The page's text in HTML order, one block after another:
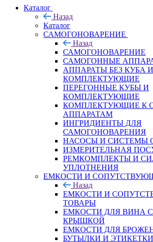
Каталог
Назад
Каталог
САМОГОНОВАРЕНИЕ
Назад
САМОГОНОВАРЕНИЕ
САМОГОННЫЕ
АППАРАТЫ БЕЗ КУБА И
КОМПЛЕКТУЮЩИЕ
ПЕРЕГОННЫЕ КУБЫ И
КОМПЛЕКТУЮЩИЕ
КОМПЛЕКТУЮЩИЕ К
АППАРАТАМ
ИНГРИДИЕНТЫ ДЛЯ
САМОГОНОВАРЕНИЯ
НАСОСЫ И СИСТЕМЫ
ИЗМЕРИТЕЛЬНАЯ
РЕМКОМПЛЕКТЫ И
УПЛОТНЕНИЯ
ЕМКОСТИ И
Назад
ЕМКОСТИ И
ТОВАРЫ
ЕМКОСТИ ДЛЯ ВИНА
КРЫШКОЙ
ЕМКОСТИ ДЛЯ
БУТЫЛКИ И ЭТИКЕТКИ